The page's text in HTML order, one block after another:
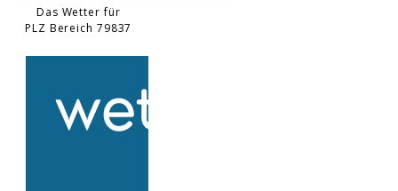
Das Wetter für
PLZ Bereich 79837